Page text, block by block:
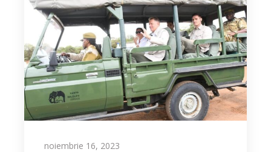
noiembrie 16, 2023